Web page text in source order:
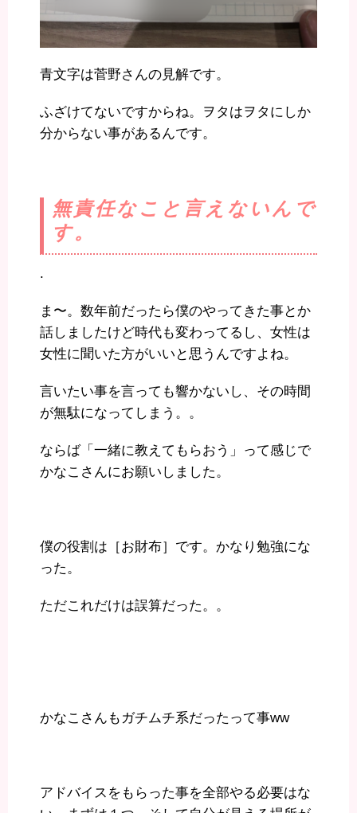
青文字は菅野さんの見解です。
ふざけてないですからね。ヲタはヲタにしか
分からない事があるんです。
無責任なこと言えないんで
す。
.
ま〜。数年前だったら僕のやってきた事とか
話しましたけど時代も変わってるし、女性は
女性に聞いた方がいいと思うんですよね。
言いたい事を言っても響かないし、その時間
が無駄になってしまう。。
ならば「一緒に教えてもらおう」って感じで
かなこさんにお願いしました。
僕の役割は［お財布］です。かなり勉強にな
った。
ただこれだけは誤算だった。。
かなこさんもガチムチ系だったって事ww
アドバイスをもらった事を全部やる必要はな